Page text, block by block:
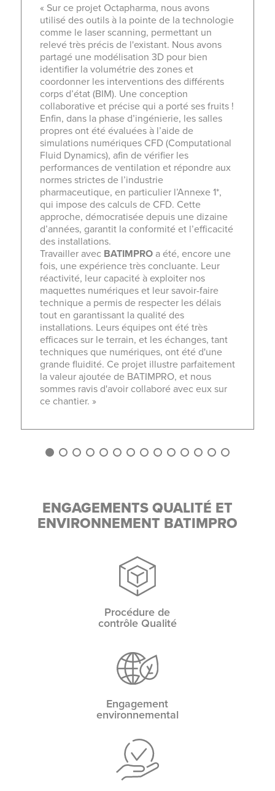
« Sur ce projet Octapharma, nous avons
utilisé des outils à la pointe de la technologie
comme le laser scanning, permettant un
relevé très précis de l'existant. Nous avons
partagé une modélisation 3D pour bien
identifier la volumétrie des zones et
coordonner les interventions des différents
corps d’état (BIM). Une conception
collaborative et précise qui a porté ses fruits !
Enfin, dans la phase d’ingénierie, les salles
propres ont été évaluées à l’aide de
simulations numériques CFD (Computational
Fluid Dynamics), afin de vérifier les
performances de ventilation et répondre aux
normes strictes de l’industrie
pharmaceutique, en particulier l’Annexe 1*,
qui impose des calculs de CFD. Cette
approche, démocratisée depuis une dizaine
d’années, garantit la conformité et l’efficacité
des installations.
Travailler avec BATIMPRO a été, encore une
fois, une expérience très concluante. Leur
réactivité, leur capacité à exploiter nos
maquettes numériques et leur savoir-faire
technique a permis de respecter les délais
tout en garantissant la qualité des
installations. Leurs équipes ont été très
efficaces sur le terrain, et les échanges, tant
techniques que numériques, ont été d'une
grande fluidité. Ce projet illustre parfaitement
la valeur ajoutée de BATIMPRO, et nous
sommes ravis d'avoir collaboré avec eux sur
ce chantier. »
3 4 5 6 7 8 9 10 11 12 13 14
ENGAGEMENTS QUALITÉ ET
ENVIRONNEMENT BATIMPRO
Procédure de
contrôle Qualité
Engagement
environnemental